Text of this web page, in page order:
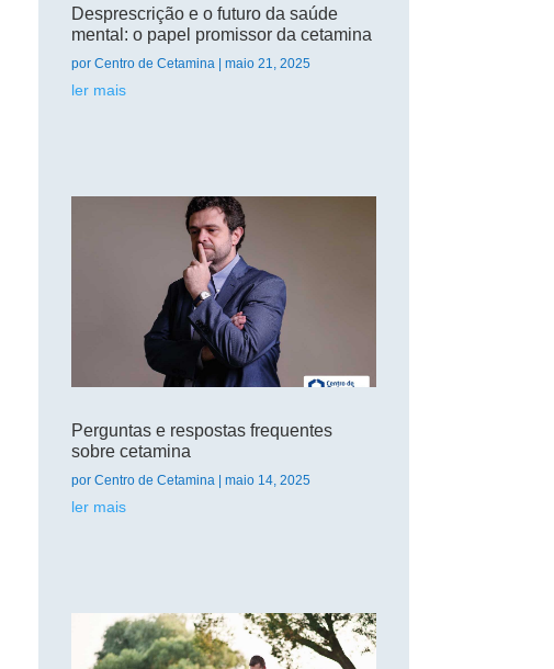
Desprescrição e o futuro da saúde
mental: o papel promissor da cetamina
por Centro de Cetamina| maio 21, 2025
ler mais
Perguntas e respostas frequentes
sobre cetamina
por Centro de Cetamina| maio 14, 2025
ler mais